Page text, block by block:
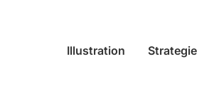
Illustration Strategie